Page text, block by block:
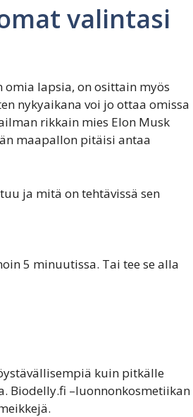
valintasi
omia lapsia, on osittain myös
nykyaikana voi jo ottaa omissa
rikkain mies Elon Musk
maapallon pitäisi antaa
ja mitä on tehtävissä sen
5 minuutissa. Tai tee se alla
kuin pitkälle
Biodelly.fi –luonnonkosmetiikan